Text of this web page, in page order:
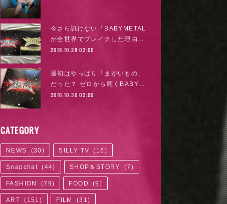
今さら訊けない「BABYMETAL
が全世界でブレイクした理由…
2016.10.28 02:00
最初はやっぱり「まがいもの」
だった？ ゼロから聴くBABY…
2016.10.30 02:00
CATEGORY
NEWS (30) SILLY TV (16)
Snapchat (44) SHOP＆STORY (7)
FASHION (79) FOOD (9 )
ART ( 151 ) FILM (31)